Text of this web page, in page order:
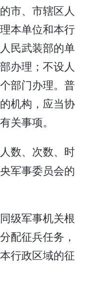
市、市辖区人
本单位和本行
民武装部的单
办理；不设人
部门办理。普
机构，应当协
关事项。
数、次数、时
军事委员会的
级军事机关根
配征兵任务，
行政区域的征